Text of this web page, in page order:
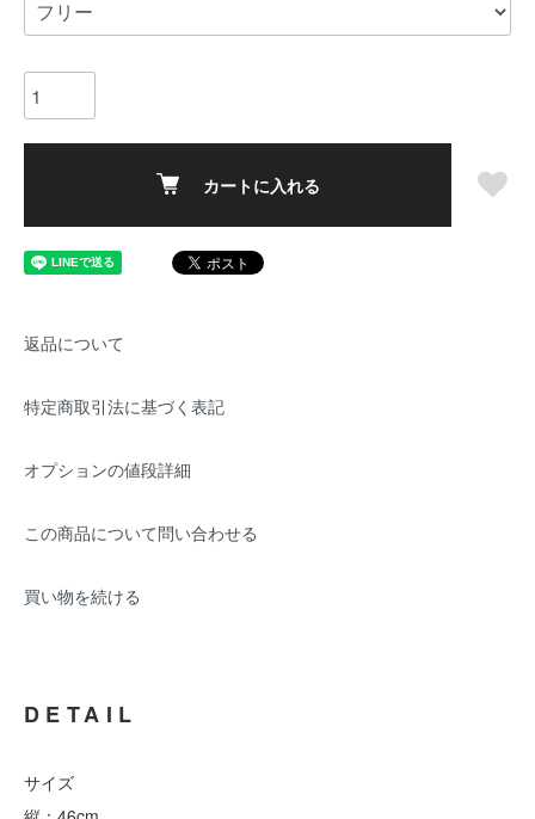
カートに入れる
返品について
特定商取引法に基づく表記
オプションの値段詳細
この商品について問い合わせる
買い物を続ける
DETAIL
サイズ